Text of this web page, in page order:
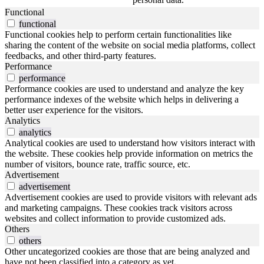
Functional
functional
Functional cookies help to perform certain functionalities like
sharing the content of the website on social media platforms, collect
feedbacks, and other third-party features.
Performance
performance
Performance cookies are used to understand and analyze the key
performance indexes of the website which helps in delivering a
better user experience for the visitors.
Analytics
analytics
Analytical cookies are used to understand how visitors interact with
the website. These cookies help provide information on metrics the
number of visitors, bounce rate, traffic source, etc.
Advertisement
advertisement
Advertisement cookies are used to provide visitors with relevant ads
and marketing campaigns. These cookies track visitors across
websites and collect information to provide customized ads.
Others
others
Other uncategorized cookies are those that are being analyzed and
have not been classified into a category as yet.